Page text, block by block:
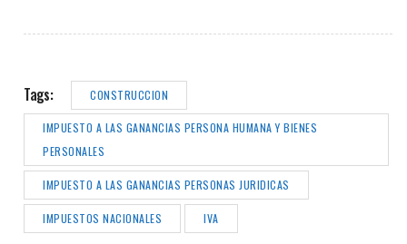
Tags: CONSTRUCCION
IMPUESTO A LAS GANANCIAS PERSONA HUMANA Y BIENES
PERSONALES
IMPUESTO A LAS GANANCIAS PERSONAS JURIDICAS
IMPUESTOS NACIONALES IVA